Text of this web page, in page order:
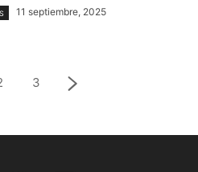
11 septiembre, 2025
3